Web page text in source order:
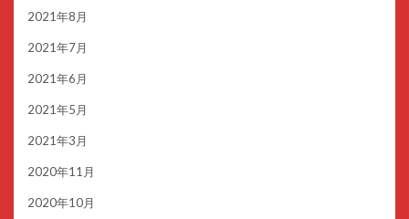
2021年8月
2021年7月
2021年6月
2021年5月
2021年3月
2020年11月
2020年10月